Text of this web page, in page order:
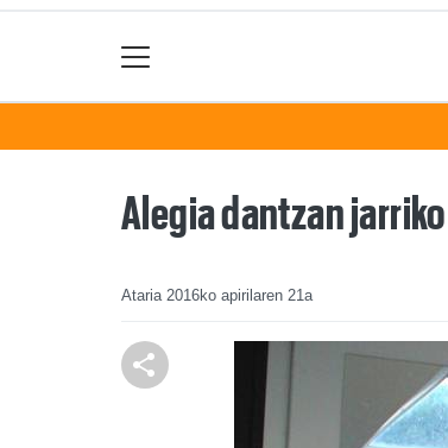
Alegia dantzan
Ataria 2016ko apirilaren 21a